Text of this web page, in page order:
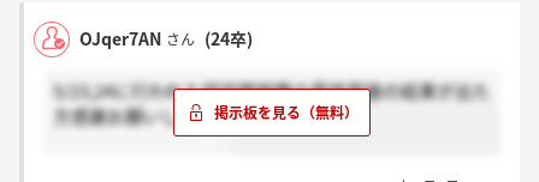
OJqer7AN さん (24卒)
5/23,24に行われた研究開発職の最終面接の結果が出た
方感謝お願いします。